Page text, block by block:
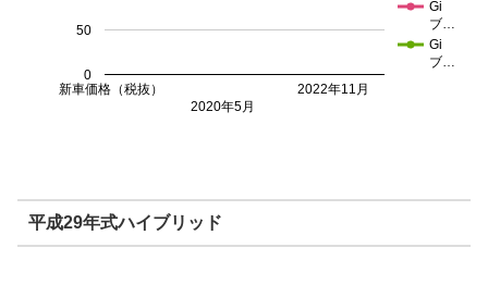
Gi
ブ…
Gi
ブ…
新車価格（税抜）
2020年5月
2022年11月
0
50
平成29年式ハイブリッド